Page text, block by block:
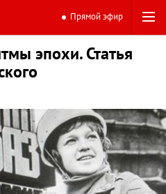
Прямой эфир
эпохи. Статья